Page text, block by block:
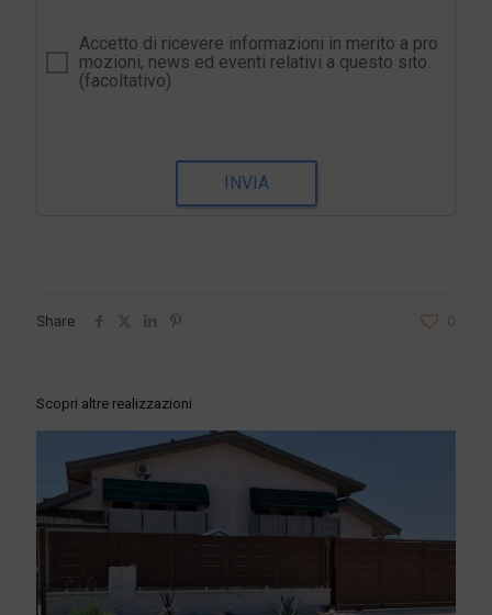
Accetto di ricevere informazioni in merito a pro
mozioni, news ed eventi relativi a questo sito.
(facoltativo)
INVIA
Share 0
Scopri altre realizzazioni